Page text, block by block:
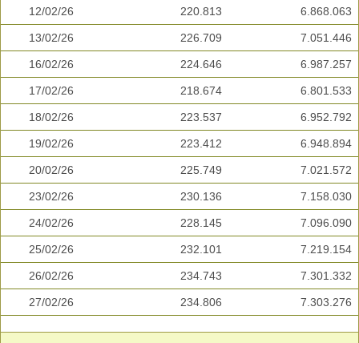
12/02/26 220.813 6.868.063
13/02/26 226.709 7.051.446
16/02/26 224.646 6.987.257
17/02/26 218.674 6.801.533
18/02/26 223.537 6.952.792
19/02/26 223.412 6.948.894
20/02/26 225.749 7.021.572
23/02/26 230.136 7.158.030
24/02/26 228.145 7.096.090
25/02/26 232.101 7.219.154
26/02/26 234.743 7.301.332
27/02/26 234.806 7.303.276